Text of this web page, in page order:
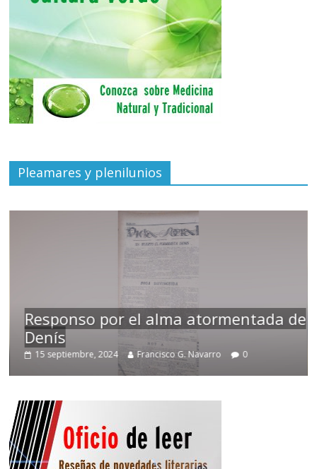
Pleamares y plenilunios
Responso por el alma atormentada de
Denís
15 septiembre, 2024 Francisco G. Navarro 0